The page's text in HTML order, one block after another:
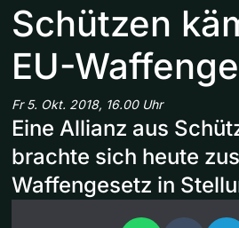
Schützen
EU-
Fr 5. Okt. 2018, 16.00 Uhr
Eine Allianz aus
brachte sich heute
Waffengesetz in